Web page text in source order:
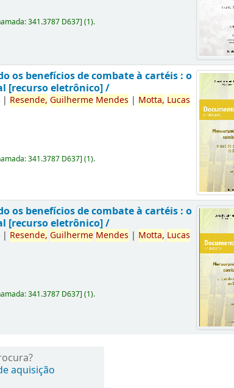
341.3787 D637](1).
os benefícios de combate à cartéis : o
[recurso eletrônico] /
| Resende, Guilherme Mendes | Motta, Lucas
341.3787 D637](1).
os benefícios de combate à cartéis : o
[recurso eletrônico] /
| Resende, Guilherme Mendes | Motta, Lucas
341.3787 D637](1).
aquisição